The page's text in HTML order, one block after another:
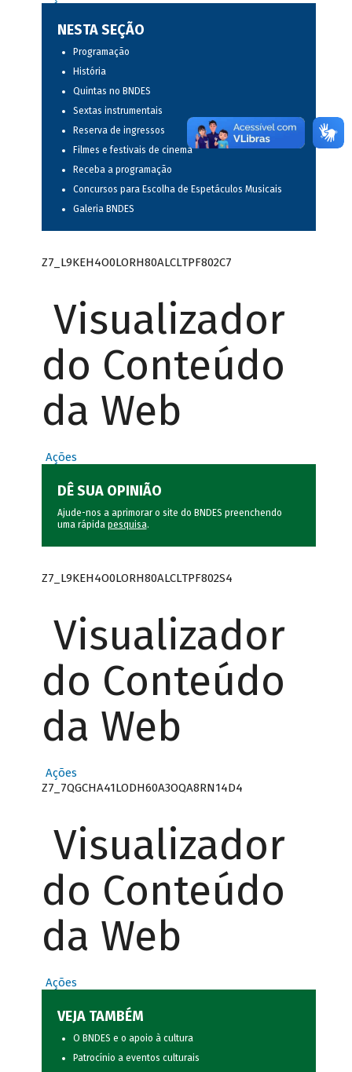
NESTA SEÇÃO
Programação
História
Quintas no BNDES
Sextas instrumentais
Reserva de ingressos
Filmes e festivais de cinema
Receba a programação
Concursos para Escolha de Espetáculos Musicais
Galeria BNDES
Z7_L9KEH4O0LORH80ALCLTPF802C7
Visualizador
do Conteúdo
da Web
Ações
DÊ SUA OPINIÃO
Ajude-nos a aprimorar o site do BNDES preenchendo
uma rápida pesquisa.
Z7_L9KEH4O0LORH80ALCLTPF802S4
Visualizador
do Conteúdo
da Web
Ações
Z7_7QGCHA41LODH60A3OQA8RN14D4
Visualizador
do Conteúdo
da Web
Ações
VEJA TAMBÉM
O BNDES e o apoio à cultura
Patrocínio a eventos culturais